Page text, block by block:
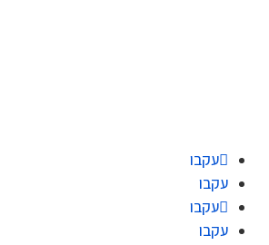
עקבו
עקבו
עקבו
עקבו